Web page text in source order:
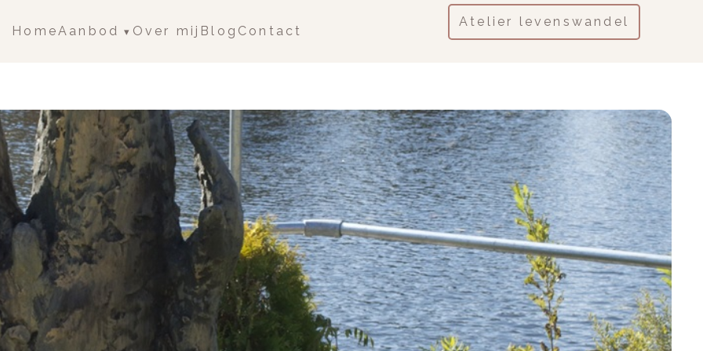
HomeAanbod Over mij Blog Contact
Atelier levenswandel